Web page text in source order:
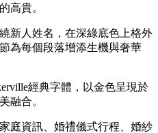
高貴。
新人姓名，在深綠底色上格外
為每個段落增添生機與奢華
經典字體，以金色呈現於
融合。
庭資訊、婚禮儀式行程、婚紗